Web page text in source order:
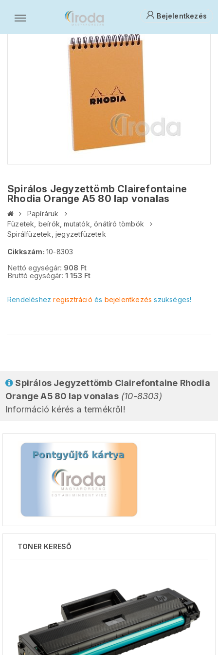
Bejelentkezés
Spirálos Jegyzettömb Clairefontaine
Rhodia Orange A5 80 lap vonalas
Papíráruk
Füzetek, beírók, mutatók, önátíró tömbök
Spirálfüzetek, jegyzetfüzetek
Cikkszám: 10-8303
Nettó egységár: 908 Ft
Bruttó egységár: 1 153 Ft
Rendeléshezregisztráció és bejelentkezés szükséges!
Spirálos Jegyzettömb Clairefontaine Rhodia
Orange A5 80 lap vonalas (10-8303)
Információ kérés a termékről!
TONER KERESŐ